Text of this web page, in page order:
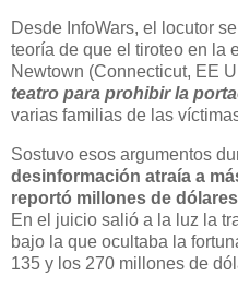
Desde InfoWars, el locutor
teoría de que el tiroteo en la
Newtown (Connecticut, EE
teatro para prohibir la
varias familias de las
Sostuvo esos argumentos
desinformación atraía a
reportó millones de
En el juicio salió a la luz la
bajo la que ocultaba la
135 y los 270 millones de